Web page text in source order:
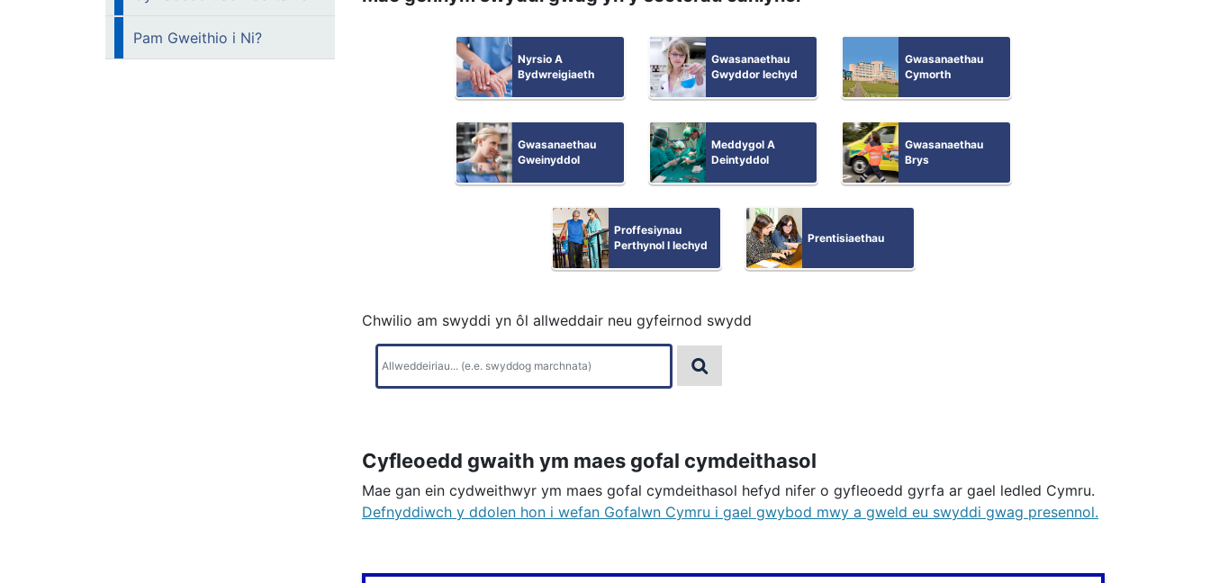
Pam Gweithio i Ni?
Nyrsio A
Bydwreigiaeth
Gwasanaethau
Gwyddor Iechyd
Gwasanaethau
Cymorth
Gwasanaethau
Gweinyddol
Meddygol A
Deintyddol
Gwasanaethau
Brys
Proffesiynau
Perthynol I Iechyd
Prentisiaethau
Chwilio am swyddi yn ôl allweddair neu gyfeirnod swydd
Cyfleoedd gwaith ym maes gofal cymdeithasol
Mae gan ein cydweithwyr ym maes gofal cymdeithasol hefyd nifer o gyfleoedd gyrfa ar gael ledled Cymru.
Defnyddiwch y ddolen hon i wefan Gofalwn Cymru i gael gwybod mwy a gweld eu swyddi gwag presennol.